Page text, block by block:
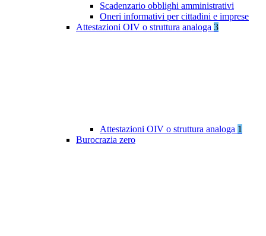
Scadenzario obblighi amministrativi
Oneri informativi per cittadini e imprese
Attestazioni OIV o struttura analoga 3
Attestazioni OIV o struttura analoga 1
Burocrazia zero